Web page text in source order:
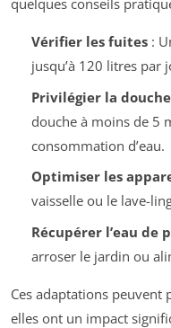
quelques conseils
Vérifier les fuites :
jusqu’à 120 litres par
Privilégier la douche
douche à moins de 5
consommation d’eau.
Optimiser les
vaisselle ou le lave-
Récupérer l’eau de
arroser le jardin ou
Ces adaptations peuvent
elles ont un impact